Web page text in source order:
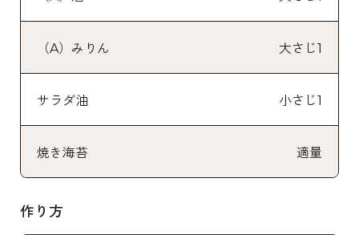
（A）みりん 大さじ1
サラダ油 小さじ1
焼き海苔 適量
作り方